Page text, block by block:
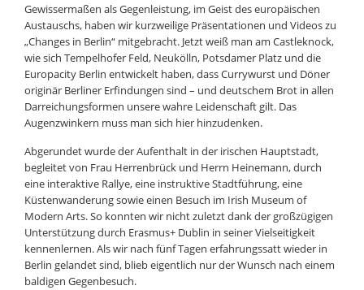
Gewissermaßen als Gegenleistung, im Geist des europäischen
Austauschs, haben wir kurzweilige Präsentationen und Videos zu
„Changes in Berlin“ mitgebracht. Jetzt weiß man am Castleknock,
wie sich Tempelhofer Feld, Neukölln, Potsdamer Platz und die
Europacity Berlin entwickelt haben, dass Currywurst und Döner
originär Berliner Erfindungen sind – und deutschem Brot in allen
Darreichungsformen unsere wahre Leidenschaft gilt. Das
Augenzwinkern muss man sich hier hinzudenken.
Abgerundet wurde der Aufenthalt in der irischen Hauptstadt,
begleitet von Frau Herrenbrück und Herrn Heinemann, durch
eine interaktive Rallye, eine instruktive Stadtführung, eine
Küstenwanderung sowie einen Besuch im Irish Museum of
Modern Arts. So konnten wir nicht zuletzt dank der großzügigen
Unterstützung durch Erasmus+ Dublin in seiner Vielseitigkeit
kennenlernen. Als wir nach fünf Tagen erfahrungssatt wieder in
Berlin gelandet sind, blieb eigentlich nur der Wunsch nach einem
baldigen Gegenbesuch.